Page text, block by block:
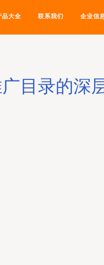
品大全 联系我们 企业信
目录的深